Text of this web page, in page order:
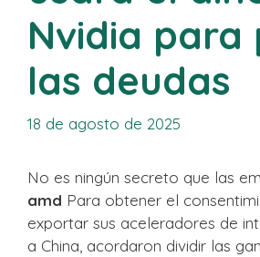
Nvidia para
las deudas
18 de agosto de 2025
No es ningún secreto que las
amd Para obtener el
exportar sus aceleradores de
a China, acordaron dividir las